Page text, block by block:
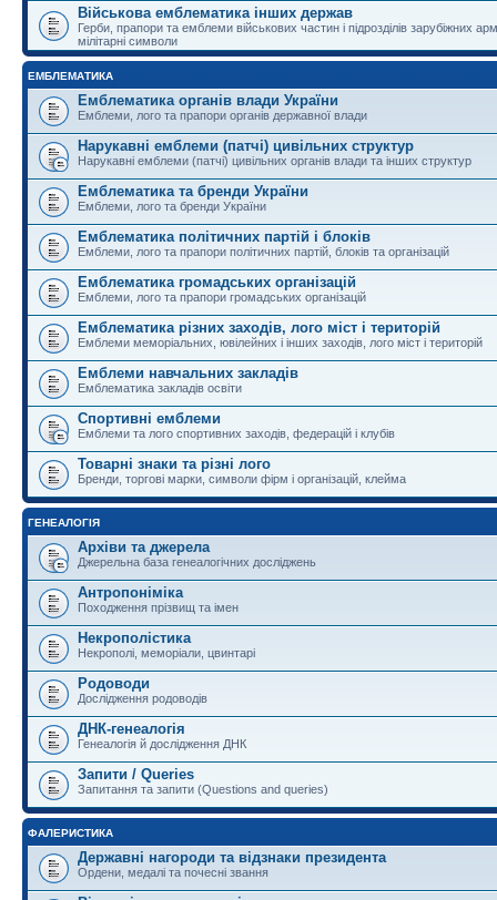
Військова емблематика інших держав
Герби, прапори та емблеми військових частин і підрозділів зарубіжних
мілітарні символи
ЕМБЛЕМАТИКА
Емблематика органів влади України
Емблеми, лого та прапори органів державної влади
Нарукавні емблеми (патчі) цивільних структур
Нарукавні емблеми (патчі) цивільних органів влади та інших структур
Емблематика та бренди України
Емблеми, лого та бренди України
Емблематика політичних партій і блоків
Емблеми, лого та прапори політичних партій, блоків та організацій
Емблематика громадських організацій
Емблеми, лого та прапори громадських організацій
Емблематика різних заходів, лого міст і територій
Емблеми меморіальних, ювілейних і інших заходів, лого міст і територій
Емблеми навчальних закладів
Емблематика закладів освіти
Спортивні емблеми
Емблеми та лого спортивних заходів, федерацій і клубів
Товарні знаки та різні лого
Бренди, торгові марки, символи фірм і організацій, клейма
ГЕНЕАЛОГІЯ
Архіви та джерела
Джерельна база генеалогічних досліджень
Антропоніміка
Походження прізвищ та імен
Некрополістика
Некрополі, меморіали, цвинтарі
Родоводи
Дослідження родоводів
ДНК-генеалогія
Генеалогія й дослідження ДНК
Запити / Queries
Запитання та запити (Questions and queries)
ФАЛЕРИСТИКА
Державні нагороди та відзнаки президента
Ордени, медалі та почесні звання